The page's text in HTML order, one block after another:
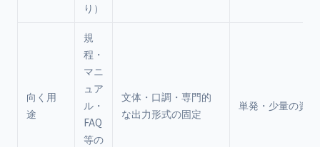
り）
向く用
途
規
程・
マニ
ュア
ル・
FAQ
等の
文体・口調・専門的
な出力形式の固定
単発・少量の資料